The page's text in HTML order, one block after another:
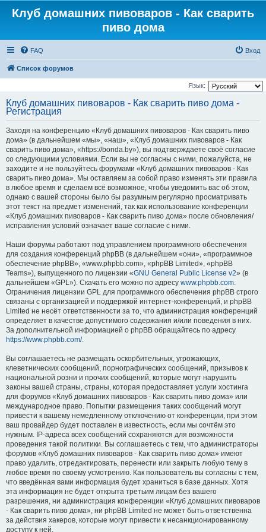
Клуб домашних пивоваров - Как cварить
пиво дома
FAQ Вход
Список форумов
Язык:
Клуб домашних пивоваров - Как cварить пиво дома -
Регистрация
Заходя на конференцию «Клуб домашних пивоваров - Как cварить пиво
дома» (в дальнейшем «мы», «наш», «Клуб домашних пивоваров - Как
cварить пиво дома», «https://bonda.by»), вы подтверждаете своё согласие
со следующими условиями. Если вы не согласны с ними, пожалуйста, не
заходите и не пользуйтесь форумами «Клуб домашних пивоваров - Как
cварить пиво дома». Мы оставляем за собой право изменять эти правила
в любое время и сделаем всё возможное, чтобы уведомить вас об этом,
однако с вашей стороны было бы разумным регулярно просматривать
этот текст на предмет изменений, так как использование конференции
«Клуб домашних пивоваров - Как cварить пиво дома» после обновления/
исправления условий означает ваше согласие с ними.
Наши форумы работают под управлением программного обеспечения
для создания конференций phpBB (в дальнейшем «они», «программное
обеспечение phpBB», «www.phpbb.com», «phpBB Limited», «phpBB
Teams»), выпущенного по лицензии «GNU General Public License v2» (в
дальнейшем «GPL»). Скачать его можно по адресу www.phpbb.com.
Ограничения лицензии GPL для программного обеспечения phpBB строго
связаны с организацией и поддержкой интернет-конференций, и phpBB
Limited не несёт ответственности за то, что администрация конференций
определяет в качестве допустимого содержания и/или поведения в них.
За дополнительной информацией о phpBB обращайтесь по адресу
https://www.phpbb.com/.
Вы соглашаетесь не размещать оскорбительных, угрожающих,
клеветнических сообщений, порнографических сообщений, призывов к
национальной розни и прочих сообщений, которые могут нарушить
законы вашей страны, страны, которая предоставляет услуги хостинга
для форумов «Клуб домашних пивоваров - Как cварить пиво дома» или
международное право. Попытки размещения таких сообщений могут
привести к вашему немедленному отключению от конференции, при этом
ваш провайдер будет поставлен в известность, если мы сочтём это
нужным. IP-адреса всех сообщений сохраняются для возможности
проведения такой политики. Вы соглашаетесь с тем, что администраторы
форумов «Клуб домашних пивоваров - Как cварить пиво дома» имеют
право удалить, отредактировать, перенести или закрыть любую тему в
любое время по своему усмотрению. Как пользователь вы согласны с тем,
что введённая вами информация будет храниться в базе данных. Хотя
эта информация не будет открыта третьим лицам без вашего
разрешения, ни администрация конференции «Клуб домашних пивоваров
- Как cварить пиво дома», ни phpBB Limited не может быть ответственна
за действия хакеров, которые могут привести к несанкционированному
доступу к ней.